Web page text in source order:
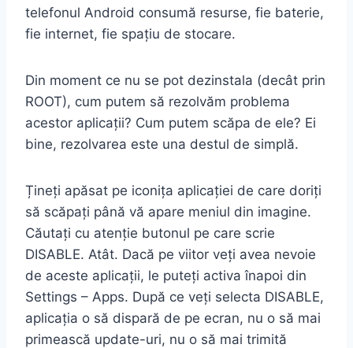
telefonul Android consumă resurse, fie baterie,
fie internet, fie spațiu de stocare.
Din moment ce nu se pot dezinstala (decât prin
ROOT), cum putem să rezolvăm problema
acestor aplicații? Cum putem scăpa de ele? Ei
bine, rezolvarea este una destul de simplă.
Țineți apăsat pe iconița aplicației de care doriți
să scăpați până vă apare meniul din imagine.
Căutați cu atenție butonul pe care scrie
DISABLE. Atât. Dacă pe viitor veți avea nevoie
de aceste aplicații, le puteți activa înapoi din
Settings – Apps. După ce veți selecta DISABLE,
aplicația o să dispară de pe ecran, nu o să mai
primească update-uri, nu o să mai trimită